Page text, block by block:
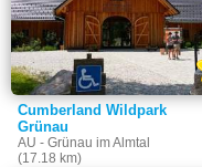
Cumberland Wildpark
Grünau
AU - Grünau im Almtal
(17.18 km)